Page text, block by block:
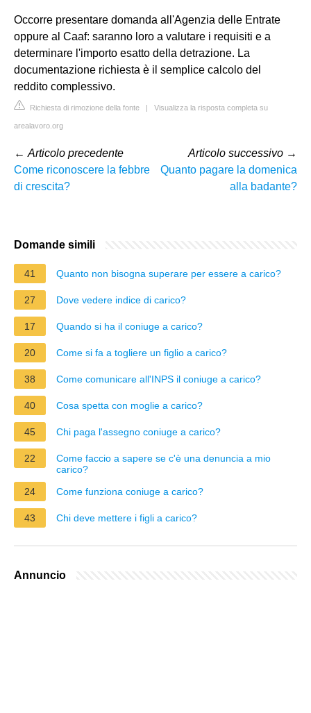
Occorre presentare domanda all'Agenzia delle Entrate
oppure al Caaf: saranno loro a valutare i requisiti e a
determinare l'importo esatto della detrazione. La
documentazione richiesta è il semplice calcolo del
reddito complessivo.
Richiesta di rimozione della fonte | Visualizza la risposta completa su
arealavoro.org
← Articolo precedente
Come riconoscere la febbre
di crescita?
Articolo successivo →
Quanto pagare la domenica
alla badante?
Domande simili
41 Quanto non bisogna superare per essere a carico?
27 Dove vedere indice di carico?
17 Quando si ha il coniuge a carico?
20 Come si fa a togliere un figlio a carico?
38 Come comunicare all'INPS il coniuge a carico?
40 Cosa spetta con moglie a carico?
45 Chi paga l'assegno coniuge a carico?
22
Come faccio a sapere se c'è una denuncia a mio
carico?
24
Come funziona coniuge a carico?
43 Chi deve mettere i figli a carico?
Annuncio